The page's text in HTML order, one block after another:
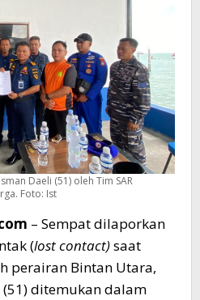
Daeli (51) oleh Tim SAR
Foto: Ist
– Sempat dilaporkan
(lost contact)saat
perairan Bintan Utara,
(51) ditemukan dalam